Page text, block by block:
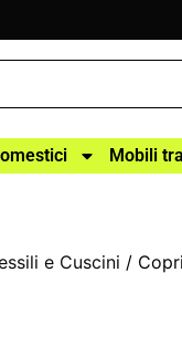
Mobili
e Cuscini /